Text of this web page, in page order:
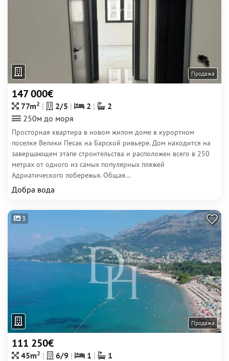
Продажа
147 000€
77m2 2/5 2
2
250м до моря
Просторная квартира в новом жилом доме в курортном
поселке Велики Песак на Барской ривьере. Дом находится на
завершающем этапе строительства и расположен всего в 250
метрах от одного из самых популярных пляжей
Адриатического побережья. Общая...
Добра вода
3
Продажа
111 250€
45m2 6/9 1
1